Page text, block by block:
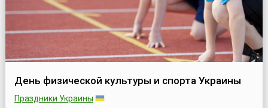
День физической культуры и спорта Украины
Праздники Украины